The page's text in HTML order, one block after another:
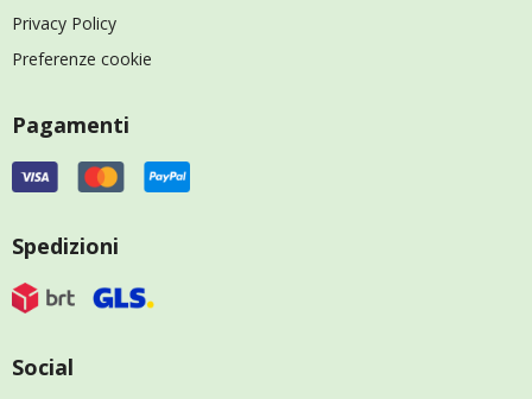
Privacy Policy
Preferenze cookie
Pagamenti
Spedizioni
Social